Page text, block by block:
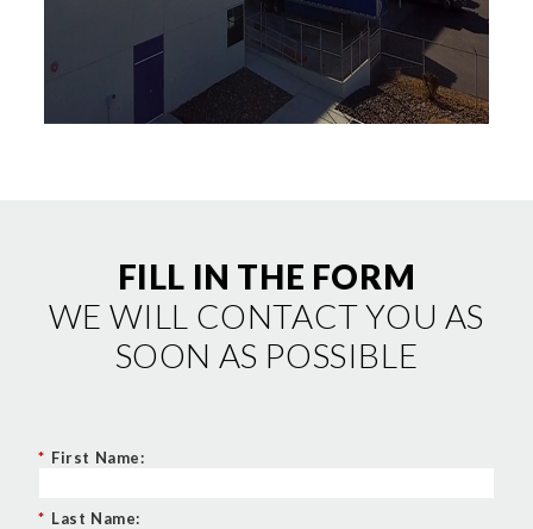
FILL IN THE FORM
WE WILL CONTACT YOU AS
SOON AS POSSIBLE
* First Name:
* Last Name: